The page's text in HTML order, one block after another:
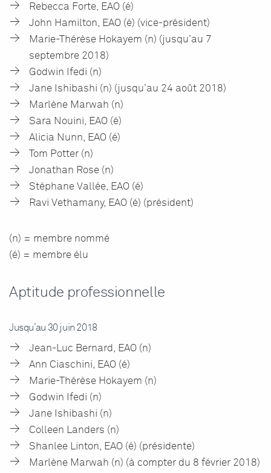
Rebecca Forte, EAO (é)
John Hamilton, EAO (é) (vice-président)
Marie-Thérèse Hokayem (n) (jusqu’au 7
septembre 2018)
Godwin Ifedi (n)
Jane Ishibashi (n) (jusqu’au 24 août 2018)
Marlène Marwah (n)
Sara Nouini, EAO (é)
Alicia Nunn, EAO (é)
Tom Potter (n)
Jonathan Rose (n)
Stéphane Vallée, EAO (é)
Ravi Vethamany, EAO (é) (président)
(n) = membre nommé
(é) = membre élu
Aptitude professionnelle
Jusqu’au 30 juin 2018
Jean-Luc Bernard, EAO (n)
Ann Ciaschini, EAO (é)
Marie-Thérèse Hokayem (n)
Godwin Ifedi (n)
Jane Ishibashi (n)
Colleen Landers (n)
Shanlee Linton, EAO (é) (présidente)
Marlène Marwah (n) (à compter du 8 février 2018)